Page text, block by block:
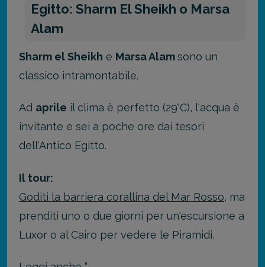
Egitto: Sharm El Sheikh o Marsa
Alam
Sharm el Sheikh e Marsa Alamsono un
classico intramontabile.
Ad aprile il clima è perfetto (29°C), l'acqua è
invitante e sei a poche ore dai tesori
dell'Antico Egitto.
Il tour:
Goditi la barriera corallina del Mar Rosso, ma
prenditi uno o due giorni per un'escursione a
Luxor o al Cairo per vedere le Piramidi.